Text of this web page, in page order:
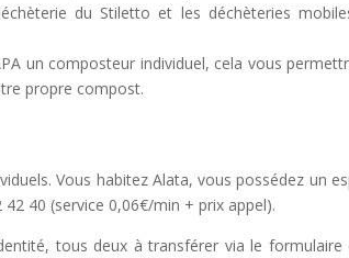
du Stiletto et les déchèteries
un composteur individuel, cela vous
propre compost.
Vous habitez Alata, vous possédez un
40 (service 0,06€/min + prix appel).
tous deux à transférer via le formulaire